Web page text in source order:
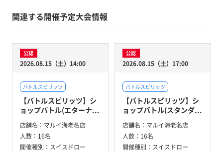
関連する開催予定大会情報
公認
2026.08.15（土）14:00
バトルスピリッツ
【バトルスピリッツ】シ
ョップバトル(エターナ...
店舗名： マルイ海老名店
人数： 16名
開催種別： スイスドロー
公認
2026.08.15（土）17:00
バトルスピリッツ
【バトルスピリッツ】シ
ョップバトル(スタンダ...
店舗名： マルイ海老名店
人数： 16名
開催種別： スイスドロー